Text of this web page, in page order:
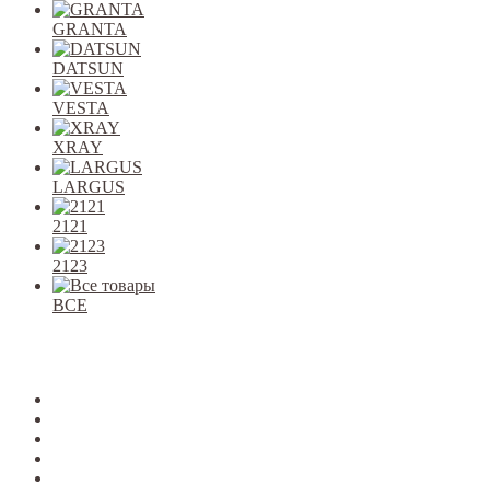
GRANTA
DATSUN
VESTA
XRAY
LARGUS
2121
2123
ВСЕ